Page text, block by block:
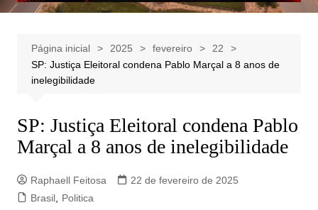
Página inicial 2025 fevereiro
22
SP: Justiça Eleitoral condena Pablo Marçal a 8 anos de
inelegibilidade
SP: Justiça Eleitoral condena Pablo
Marçal a 8 anos de inelegibilidade
Raphaell Feitosa
22 de fevereiro de 2025
Brasil, Politica